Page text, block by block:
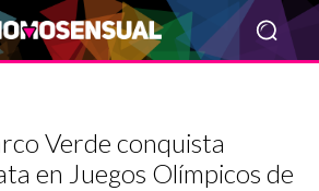
Verde conquista
en Juegos Olímpicos de